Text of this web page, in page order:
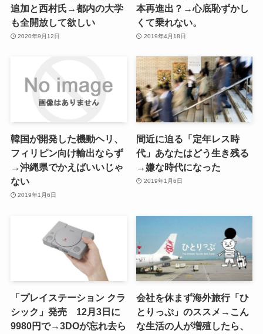
追加と西村氏→都内の大学
も全開放して欲しい
2020年9月12日
本再進出？→心底恥ずかし
くて乗れない。
2019年4月18日
韓国が開発した機動ヘリ、
フィリピン向け輸出ならず
→沖縄県でかえばいいじゃ
ない
2019年1月6日
間近に迫る「定年レス時
代」あなたはどう生き残る
→嫌な時代になった
2019年1月6日
「プレイステーション クラ
シック」発売 12月3日に
9980円で→3DOが忘れ去ら
会社を休まず海外旅行「ひ
とりっぷ」のススメ→こん
な生活の人が増殖したら、